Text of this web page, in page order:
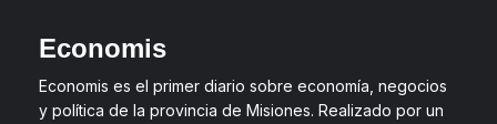
Economis
Economis es el primer diario sobre economía, negocios
y política de la provincia de Misiones. Realizado por un